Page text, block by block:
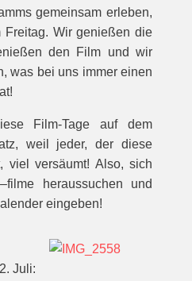
gemeinsam erleben,
Freitag. Wir genießen die
den Film und wir
was bei uns immer einen
Film-Tage auf dem
weil jeder, der diese
viel versäumt! Also, sich
heraussuchen und
eingeben!
Juli: